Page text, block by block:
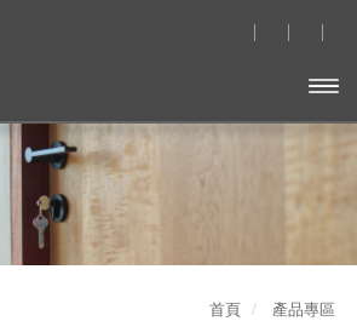
首頁 產品專區